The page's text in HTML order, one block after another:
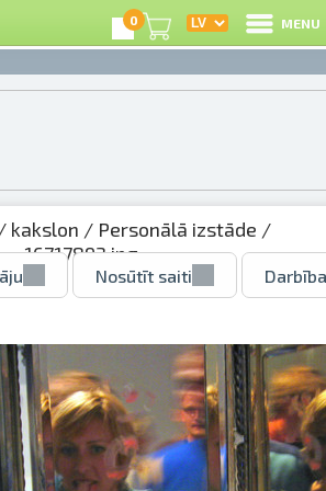
0 MENU
/ kakslon / Personālā izstāde /
16717893.jpg
Nosūtīt saiti